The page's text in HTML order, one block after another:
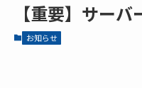
【重要】サー
お知らせ